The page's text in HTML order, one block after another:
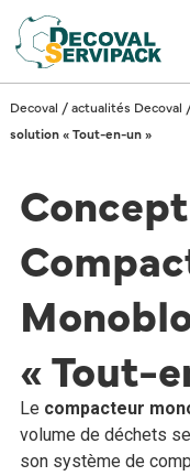
Decoval /actualités Decoval
solution « Tout-en-un »
« Tout-
Le compacteur
volume de déchets
son système de